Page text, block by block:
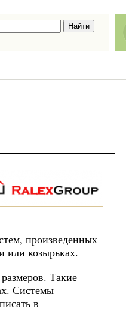
произведенных
или козырьках.
Такие
Системы
в